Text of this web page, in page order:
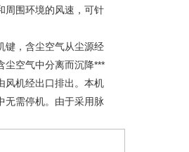
周围环境的风速，可针
键，含尘空气从尘源经
尘空气中分离而沉降***
风机经出口排出。本机
无需停机。由于采用脉